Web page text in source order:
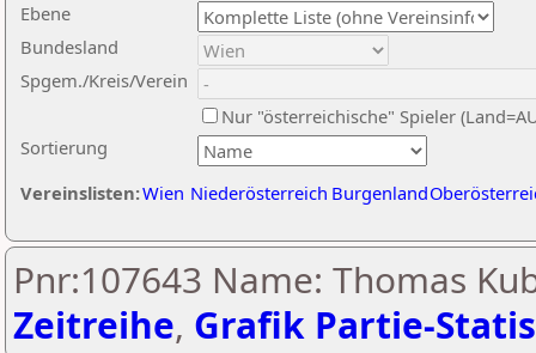
Ebene
Sortierung
Bundesland
Spgem./Kreis/Verein
Nur "österreichische" Spieler
Vereinslisten:Wien Niederösterreich Burgenland
Pnr:107643 Name: Thomas
Zeitreihe, Grafik Partie-